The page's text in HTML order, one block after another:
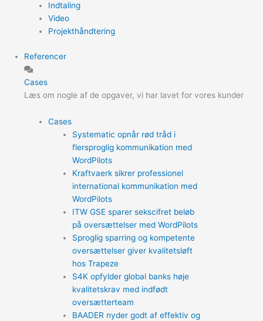
Indtaling
Video
Projekthåndtering
Referencer
Cases
Læs om nogle af de opgaver, vi har lavet for vores kunder
Cases
Systematic opnår rød tråd i
flersproglig kommunikation med
WordPilots
Kraftvaerk sikrer professionel
international kommunikation med
WordPilots
ITW GSE sparer sekscifret beløb
på oversættelser med WordPilots
Sproglig sparring og kompetente
oversættelser giver kvalitetsløft
hos Trapeze
S4K opfylder global banks høje
kvalitetskrav med indfødt
oversætterteam
BAADER nyder godt af effektiv og